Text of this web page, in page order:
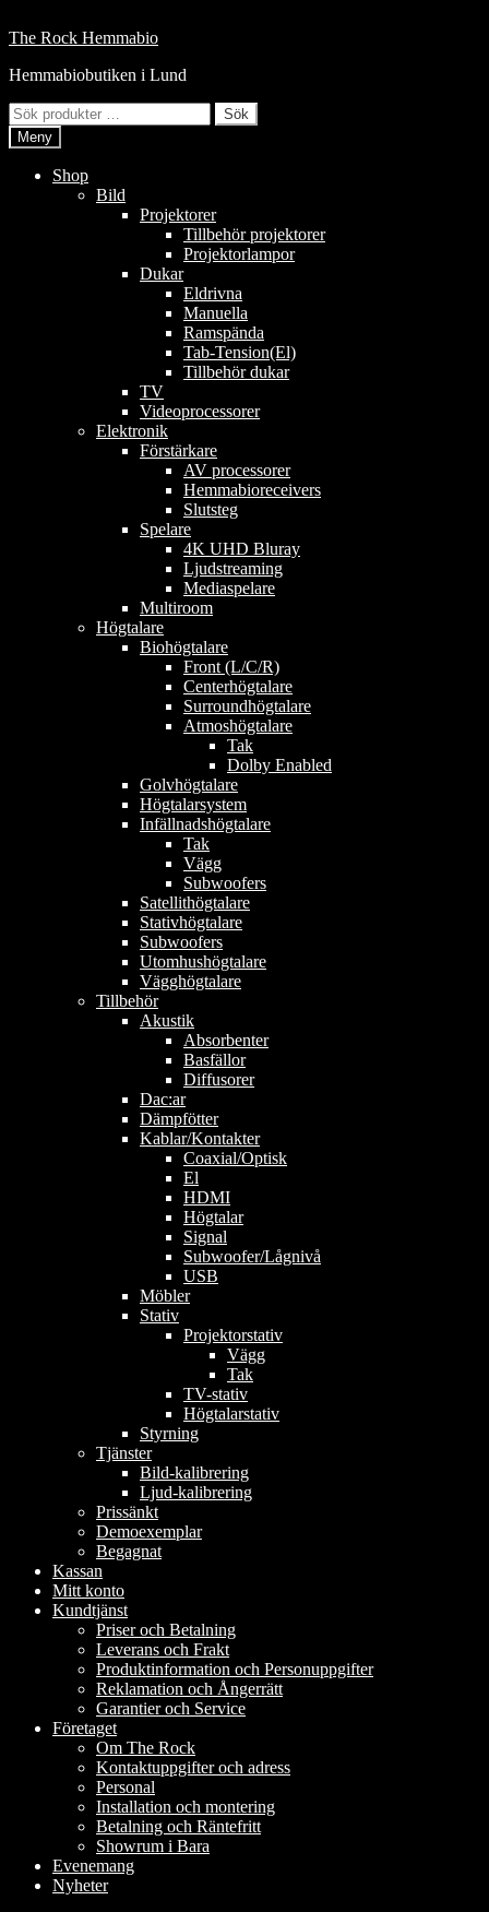
till
Hoppa
navigering
Hoppa
innehåll
The Rock Hemmabio
Hemmabiobutiken i Lund
Sök
efter:
Sök
Meny
Shop
Bild
Projektorer
Tillbehör projektorer
Projektorlampor
Dukar
Eldrivna
Manuella
Ramspända
Tab-Tension(El)
Tillbehör dukar
TV
Videoprocessorer
Elektronik
Förstärkare
AV processorer
Hemmabioreceivers
Slutsteg
Spelare
4K UHD Bluray
Ljudstreaming
Mediaspelare
Multiroom
Högtalare
Biohögtalare
Front (L/C/R)
Centerhögtalare
Surroundhögtalare
Atmoshögtalare
Tak
Dolby Enabled
Golvhögtalare
Högtalarsystem
Infällnadshögtalare
Tak
Vägg
Subwoofers
Satellithögtalare
Stativhögtalare
Subwoofers
Utomhushögtalare
Vägghögtalare
Tillbehör
Akustik
Absorbenter
Basfällor
Diffusorer
Dac:ar
Dämpfötter
Kablar/Kontakter
Coaxial/Optisk
El
HDMI
Högtalar
Signal
Subwoofer/Lågnivå
USB
Möbler
Stativ
Projektorstativ
Vägg
Tak
TV-stativ
Högtalarstativ
Styrning
Tjänster
Bild-kalibrering
Ljud-kalibrering
Prissänkt
Demoexemplar
Begagnat
Kassan
Mitt konto
Kundtjänst
Priser och Betalning
Leverans och Frakt
Produktinformation och Personuppgifter
Reklamation och Ångerrätt
Garantier och Service
Företaget
Om The Rock
Kontaktuppgifter och adress
Personal
Installation och montering
Betalning och Räntefritt
Showrum i Bara
Evenemang
Nyheter